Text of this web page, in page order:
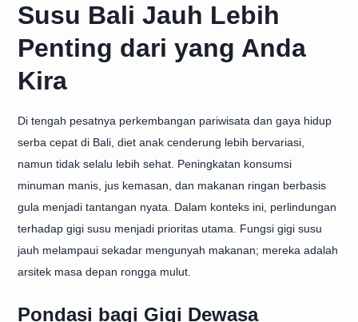
Susu Bali Jauh Lebih
Penting dari yang Anda
Kira
Di tengah pesatnya perkembangan pariwisata dan gaya hidup
serba cepat di Bali, diet anak cenderung lebih bervariasi,
namun tidak selalu lebih sehat. Peningkatan konsumsi
minuman manis, jus kemasan, dan makanan ringan berbasis
gula menjadi tantangan nyata. Dalam konteks ini, perlindungan
terhadap gigi susu menjadi prioritas utama. Fungsi gigi susu
jauh melampaui sekadar mengunyah makanan; mereka adalah
arsitek masa depan rongga mulut.
Pondasi bagi Gigi Dewasa